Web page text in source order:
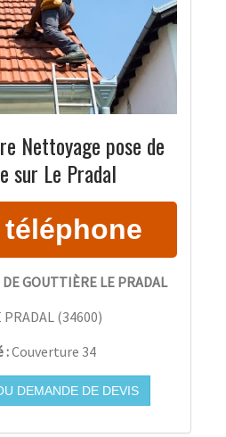
Nettoyage pose de
sur Le Pradal
GOUTTIÈRE LE PRADAL
PRADAL(34600)
:Couverture 34
DEMANDE DE DEVIS